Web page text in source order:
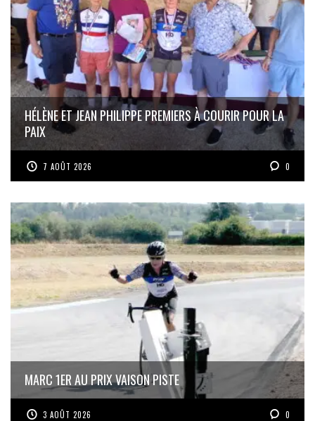
HÉLÈNE ET JEAN PHILIPPE PREMIERS À COURIR POUR LA
PAIX
7 AOÛT 2026 0
MARC 1ER AU PRIX VAISON PISTE
3 AOÛT 2026 0